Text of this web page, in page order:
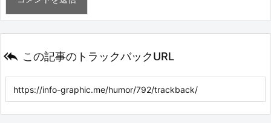
 この記事のトラックバックURL